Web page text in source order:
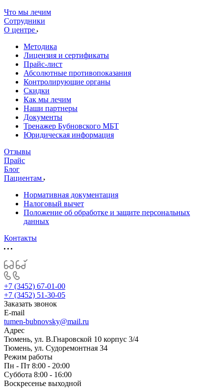
Что мы лечим
Сотрудники
О центре
Методика
Лицензия и сертификаты
Прайс-лист
Абсолютные противопоказания
Контролирующие органы
Скидки
Как мы лечим
Наши партнеры
Документы
Тренажер Бубновского МБТ
Юридическая информация
Отзывы
Прайс
Блог
Пациентам
Нормативная документация
Налоговый вычет
Положение об обработке и защите персональных
данных
Контакты
+7 (3452) 67-01-00
+7 (3452) 51-30-05
Заказать звонок
E-mail
tumen-bubnovsky@mail.ru
Адрес
Тюмень, ул. В.Гнаровской 10 корпус 3/4
Тюмень, ул. Судоремонтная 34
Режим работы
Пн - Пт 8:00 - 20:00
Суббота 8:00 - 16:00
Воскресенье выходной